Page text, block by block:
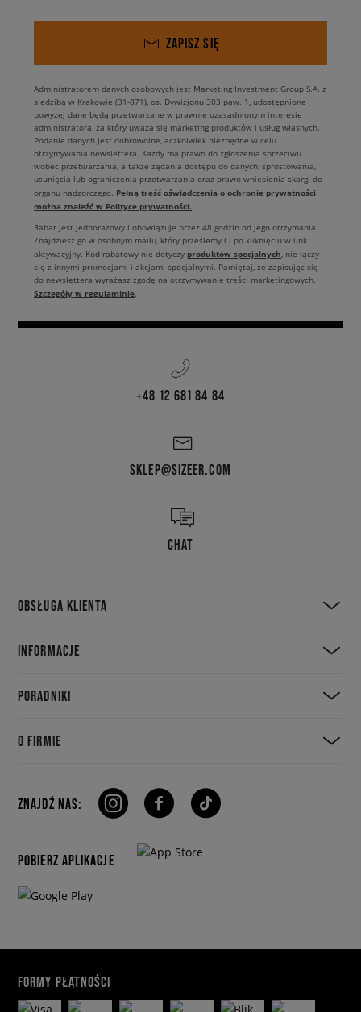
ZAPISZ SIĘ
Administratorem danych osobowych jest Marketing Investment Group S.A. z
siedzibą w Krakowie (31-871), os. Dywizjonu 303 paw. 1, udostępnione
powyżej dane będą przetwarzane w prawnie uzasadnionym interesie
administratora, za który uważa się marketing produktów i usług własnych.
Podanie danych jest dobrowolne, aczkolwiek niezbędne w celu
otrzymywania newslettera. Każdy ma prawo do zgłoszenia sprzeciwu
wobec przetwarzania, a także żądania dostępu do danych, sprostowania,
usunięcia lub ograniczenia przetwarzania oraz prawo wniesienia skargi do
organu nadzorczego. Pełną treść oświadczenia o ochronie prywatności
można znaleźć w Polityce prywatności.
Rabat jest jednorazowy i obowiązuje przez 48 godzin od jego otrzymania.
Znajdziesz go w osobnym mailu, który prześlemy Ci po kliknięciu w link
aktywacyjny. Kod rabatowy nie dotyczy produktów specjalnych, nie łączy
się z innymi promocjami i akcjami specjalnymi. Pamiętaj, że zapisując się
do newslettera wyrażasz zgodę na otrzymywanie treści marketingowych.
Szczegóły w regulaminie.
+48 12 681 84 84
SKLEP@SIZEER.COM
CHAT
OBSŁUGA KLIENTA
INFORMACJE
PORADNIKI
O FIRMIE
ZNAJDŹ NAS:
POBIERZ APLIKACJE
FORMY PŁATNOŚCI